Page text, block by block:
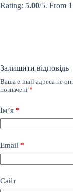
Rating: 5.00/5. From
Залишити відповідь
Ваша e-mail адреса не
позначені *
Ім’я *
Email *
Сайт